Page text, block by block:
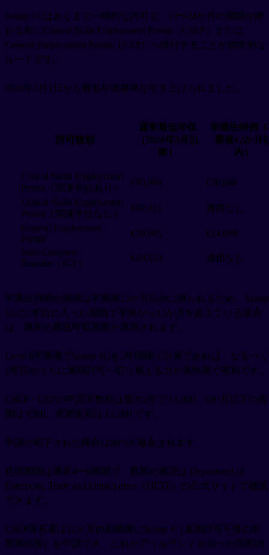
Stamp 1Gはあくまで一時的な許可で、12〜24か月の期間が終
わる前にCritical Skills Employment Permit（CSEP）または
General Employment Permit（GEP）へ移行することが標準的な
ルートです。
2026年3月1日から最低年収基準が引き上げられました。
許可種別
通常最低年収
（2026年3月以
降）
卒業生特例
業後12か月
内）
Critical Skills Employment
Permit（関連学位あり）
€40,904
€36,848
Critical Skills Employment
Permit（関連学位なし）
€68,911
適用なし
General Employment
Permit
€36,605
€34,009
Intra-Company
Transfer（ICT）
€49,523 適用なし
卒業生特例の閾値は卒業後12か月以内に限られるため、Stamp
1Gの2年目に入った段階で卒業から12か月を超えている場合
は、通常の最低年収基準が適用されます。
Level 9卒業者でStamp 1Gを2年間使う計画であれば、なるべく
1年目のうちに雇用許可へ切り替える方が条件面で有利です。
CSEP・GEPの申請手数料は最大2年で €1,000、6か月以下の短
期は €500、長期更新は €1,500 です。
申請が却下された場合は90%が返金されます。
処理期間は通常4〜8週間で、最新の状況は Department of
Enterprise, Trade and Employment（DETE）の公式サイトで確認
できます。
CSEP保有者は21か月の勤務後にStamp 4（雇用許可不要の長
期居住権）を申請でき、これがアイルランド永住への現実的